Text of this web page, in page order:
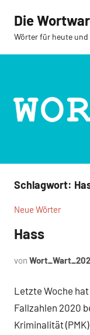
Inhalt
springen
Die
Wörter für heute und
Schlagwort:
Neue Wörter
Hass
von
Letzte Woche
Fallzahlen 2020
Kriminalität